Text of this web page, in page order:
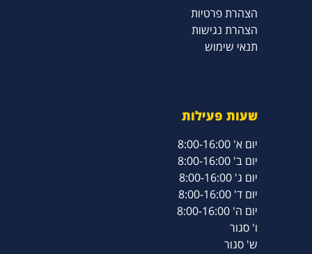
הצהרת פרטיות
הצהרת נגישות
תנאי שימוש
שעות פעילות
יום א' 8:00-16:00
יום ב' 8:00-16:00
יום ג' 8:00-16:00
יום ד' 8:00-16:00
יום ה' 8:00-16:00
ו' סגור
ש' סגור